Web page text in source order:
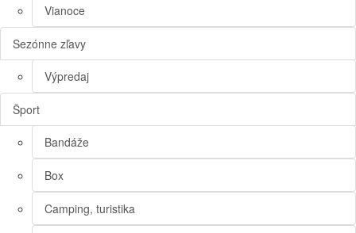
Vianoce
Sezónne zľavy
Výpredaj
Šport
Bandáže
Box
Camping, turistika